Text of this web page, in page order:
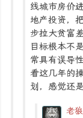
线城市房价
地产投资，
步拉大贫富
目标根本不
常具有误导
看这几年的
划，感觉还
老狼